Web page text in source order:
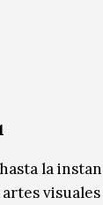
la